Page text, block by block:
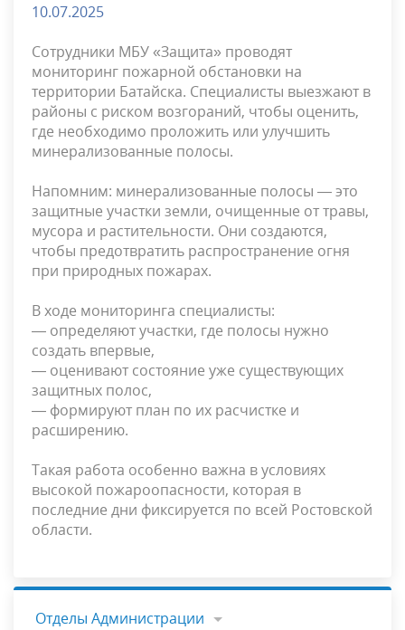
10.07.2025
Сотрудники МБУ «Защита» проводят
мониторинг пожарной обстановки на
территории Батайска. Специалисты выезжают в
районы с риском возгораний, чтобы оценить,
где необходимо проложить или улучшить
минерализованные полосы.
Напомним: минерализованные полосы — это
защитные участки земли, очищенные от травы,
мусора и растительности. Они создаются,
чтобы предотвратить распространение огня
при природных пожарах.
В ходе мониторинга специалисты:
— определяют участки, где полосы нужно
создать впервые,
— оценивают состояние уже существующих
защитных полос,
— формируют план по их расчистке и
расширению.
Такая работа особенно важна в условиях
высокой пожароопасности, которая в
последние дни фиксируется по всей Ростовской
области.
Отделы Администрации